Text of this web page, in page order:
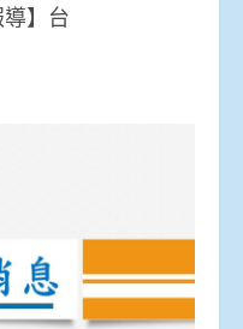
】台